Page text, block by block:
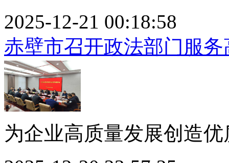
2025-12-21 00:18:58
赤壁市召开政法部门服
为企业高质量发展创造